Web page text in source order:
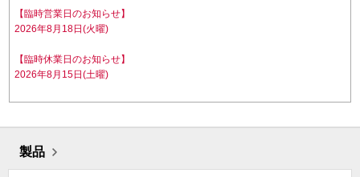
【臨時営業日のお知らせ】
2026年8月18日(火曜)
【臨時休業日のお知らせ】
2026年8月15日(土曜)
製品